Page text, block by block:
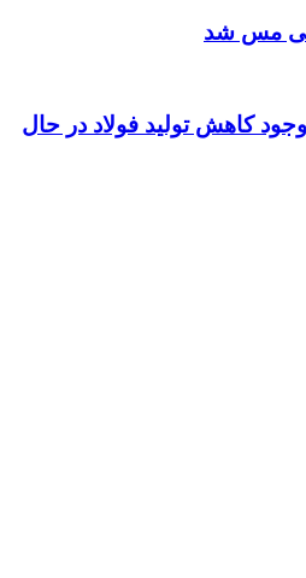
مس شد
کاهش تولید فولاد در حال